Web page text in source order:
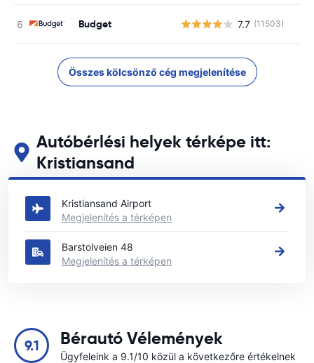
Budget 7.7 (11503)
Összes kölcsönző cég megjelenítése
Autóbérlési helyek térképe itt:
Kristiansand
Tekintse meg fő autóbérlési helyeinket itt: Kristiansand
Kristiansand Airport
Megjelenítés a térképen
Barstolveien 48
Megjelenítés a térképen
9.1 Bérautó Vélemények
Ügyfeleink a 9.1/10 közül a következőre értékelnek